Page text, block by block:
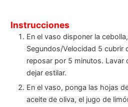
Instrucciones
En el vaso disponer la
Segundos/Velocidad 5 cubrir
reposar por 5 minutos. Lavar
dejar estilar.
En el vaso, ponga las hojas
aceite de oliva, el jugo de